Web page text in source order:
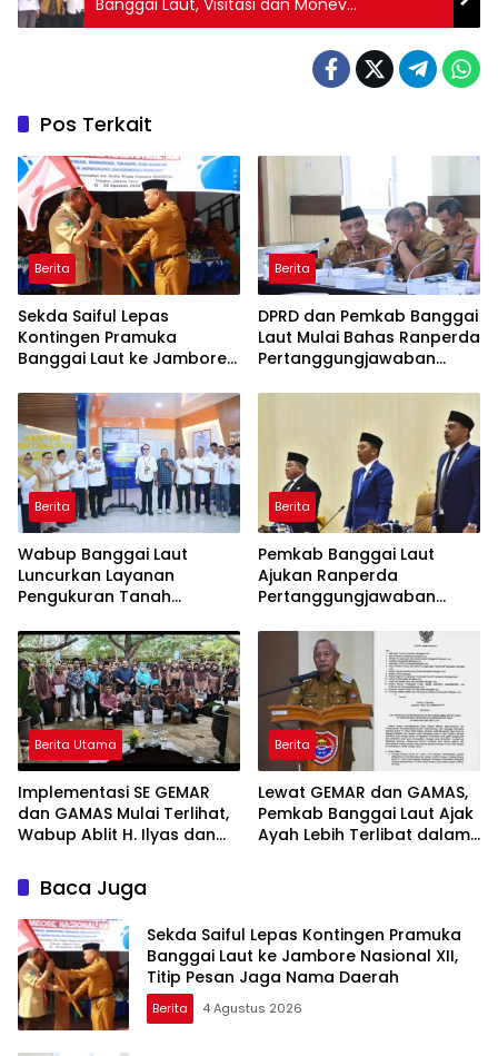
Implementasi Keterbukaan Publik
Pos Terkait
Berita
Sekda Saiful Lepas
Kontingen Pramuka
Banggai Laut ke Jambore
Jaga Nama Daerah
Berita
DPRD dan Pemkab Banggai
Laut Mulai Bahas Ranperda
Pertanggungjawaban
Berita
Wabup Banggai Laut
Luncurkan Layanan
Pengukuran Tanah
Akses dan Tingkatkan
Kepastian Hukum
Berita
Pemkab Banggai Laut
Ajukan Ranperda
Pertanggungjawaban
Pendapatan Tembus 97,02
Berita Utama
Implementasi SE GEMAR
dan GAMAS Mulai Terlihat,
Wabup Ablit H. Ilyas dan
Kompak Ambil Rapor Anak
Berita
Lewat GEMAR dan GAMAS,
Pemkab Banggai Laut Ajak
Ayah Lebih Terlibat dalam
Baca Juga
Sekda Saiful Lepas Kontingen Pramuka
Banggai Laut ke Jambore Nasional XII,
Titip Pesan Jaga Nama Daerah
Berita 4 Agustus 2026